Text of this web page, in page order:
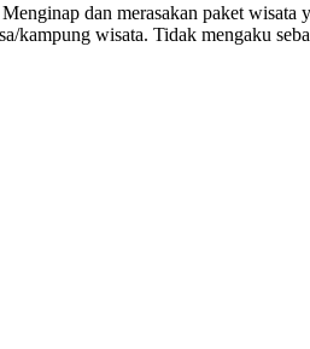
dan merasakan paket wisata
kampung wisata. Tidak mengaku